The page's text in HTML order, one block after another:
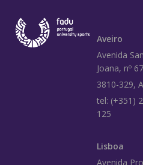
Aveiro
Avenida
Joana, nº
3810-329,
tel: (+351)
125
Lisboa
Avenida